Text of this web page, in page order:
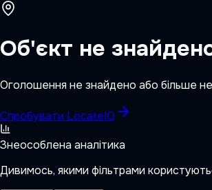
Об'єкт не
Оголошення не знайдено або більше
Спробувати LocateIQ
Знеособлена аналітика
Дивимось, якими фільтрами